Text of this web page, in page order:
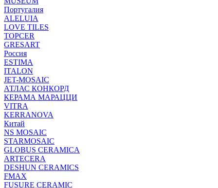
Португалия
ALELUIA
LOVE TILES
TOPCER
GRESART
Россия
ESTIMA
ITALON
JET-MOSAIC
АТЛАС КОНКОРД
КЕРАМА МАРАЦЦИ
VITRA
KERRANOVA
Китай
NS MOSAIC
STARMOSAIC
GLOBUS CERAMICA
ARTECERA
DESHUN CERAMICS
FMAX
FUSURE CERAMIC